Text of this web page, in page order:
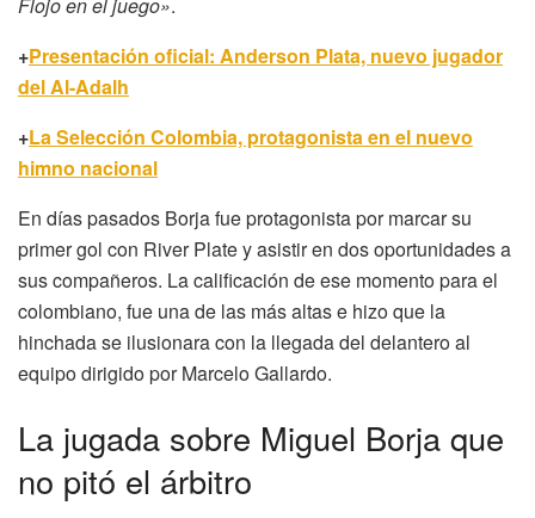
+Presentación oficial: Anderson Plata, nuevo jugador
del Al-Adalh
+La Selección Colombia, protagonista en el nuevo
himno nacional
En días pasados Borja fue protagonista por marcar su
primer gol con River Plate y asistir en dos oportunidades a
sus compañeros. La calificación de ese momento para el
colombiano, fue una de las más altas e hizo que la
hinchada se ilusionara con la llegada del delantero al
equipo dirigido por Marcelo Gallardo.
La jugada sobre Miguel Borja que
no pitó el árbitro